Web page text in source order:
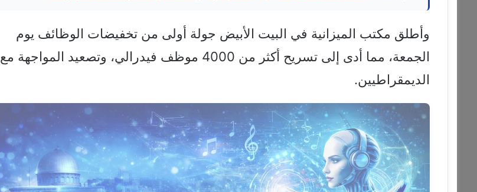
وأطلق مكتب الميزانية في البيت الأبيض جولة أولى من تخفيضات الوظائف يوم
الجمعة، مما أدى إلى تسريح أكثر من 4000 موظف فيدرالي، وتصعيد المواجهة مع
الديمقراطيين.